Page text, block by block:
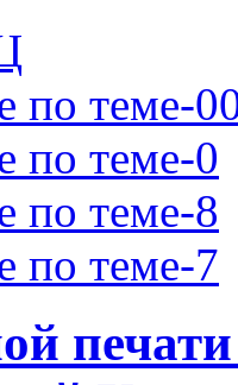
по теме-
по теме-0
по теме-8
по теме-7